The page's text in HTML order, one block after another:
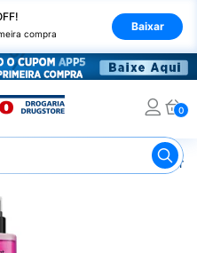
compra
Baixar
0